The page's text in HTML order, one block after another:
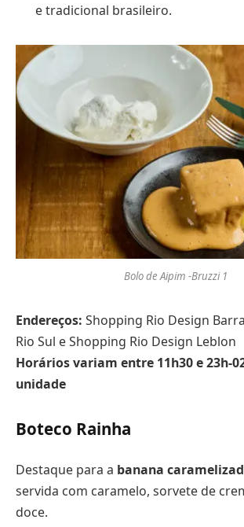
e tradicional brasileiro.
Bolo de Aipim -Bruzzi 1
Endereços: Shopping Rio Design
Rio Sul e Shopping Rio Design Leblon
Horários variam entre 11h30 e 23h-
unidade
Boteco Rainha
Destaque para a banana
servida com caramelo, sorvete de
doce.